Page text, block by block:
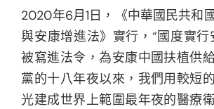
2020年6月1日，《中華國民共和
與安康增進法》實行，“國度實行
被寫進法令，為安康中國扶植供
黨的十八年夜以來，我們用較短
光建成世界上範圍最年夜的醫療